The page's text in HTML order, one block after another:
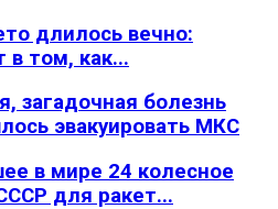
длилось вечно:
том, как...
загадочная болезнь
эвакуировать МКС
в мире 24 колесное
для ракет...